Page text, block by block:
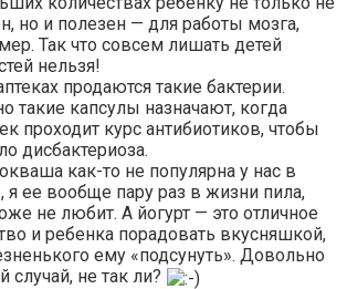
но и полезен — для работы мозга,
Так что совсем лишать детей
нельзя!
продаются такие бактерии.
такие капсулы назначают, когда
проходит курс антибиотиков, чтобы
дисбактериоза.
как-то не популярна у нас в
я ее вообще пару раз в жизни пила,
не любит. А йогурт — это отличное
и ребенка порадовать вкусняшкой,
ему «подсунуть». Довольно
случай, не так ли?